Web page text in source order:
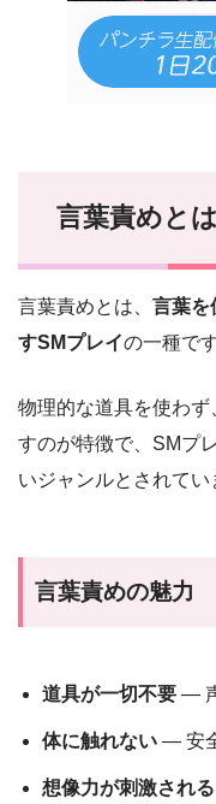
言葉責めと
言葉責めとは、 言葉を
すSMプレイの一種です
物理的な道具を使わ
すのが特徴で、SMプ
いジャンルとされてい
言葉責めの魅力
道具が一切不要 —
体に触れない — 安
想像力が刺激される